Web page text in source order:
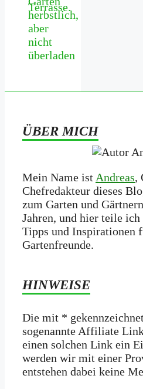
herbstlich,
aber
nicht
überladen
ÜBER MICH
Mein Name ist Andreas,
Chefredakteur dieses
zum Garten und
Jahren, und hier teile
Tipps und Inspirationen
Gartenfreunde.
HINWEISE
Die mit *
sogenannte Affiliate
einen solchen Link ein
werden wir mit­ einer
entstehen dabei keine